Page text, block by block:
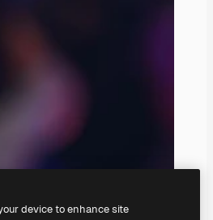
device to enhance site